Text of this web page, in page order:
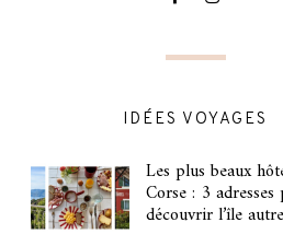
IDÉES VOYAGES
Les plus beaux
Corse : 3
découvrir l’île